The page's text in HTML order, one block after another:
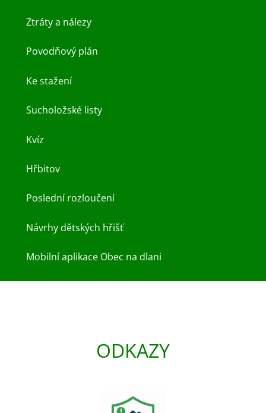
Ztráty a nálezy
Povodňový plán
Ke stažení
Sucholožské listy
Kvíz
Hřbitov
Poslední rozloučení
Návrhy dětských hřišť
Mobilní aplikace Obec na dlani
ODKAZY